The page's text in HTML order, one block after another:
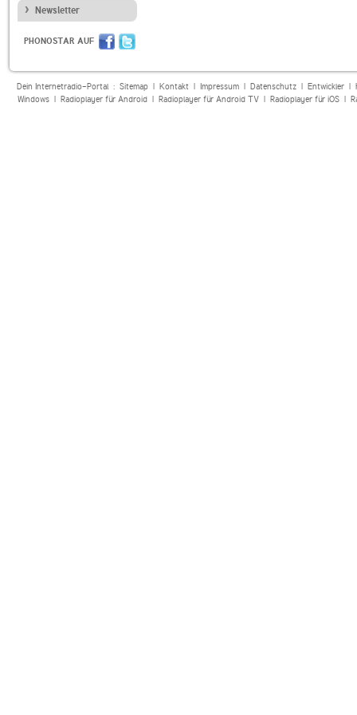
Newsletter
PHONOSTAR AUF
Dein Internetradio-Portal : Sitemap| Kontakt| Impressum| Datenschutz| Entwickler|
Windows| Radioplayer für Android| Radioplayer für Android TV| Radioplayer für iOS|